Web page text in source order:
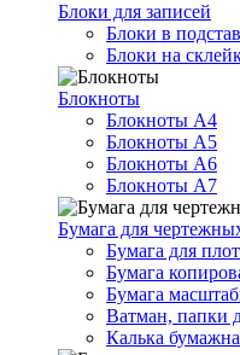
Блоки для записей
Блоки в
Блоки на
Блокноты
Блокноты А4
Блокноты А5
Блокноты А6
Блокноты А7
Бумага для
Бумага для
Бумага
Бумага
Ватман, папки
Калька